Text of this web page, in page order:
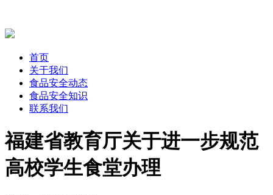
首页
关于我们
食品安全动态
食品安全知识
联系我们
福建省教育厅关于进一步规范
高校学生食堂办理